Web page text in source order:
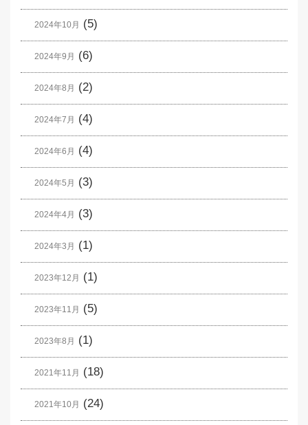
2024年10月 (5)
2024年9月 (6)
2024年8月 (2)
2024年7月 (4)
2024年6月 (4)
2024年5月 (3)
2024年4月 (3)
2024年3月 (1)
2023年12月 (1)
2023年11月 (5)
2023年8月 (1)
2021年11月 (18)
2021年10月 (24)